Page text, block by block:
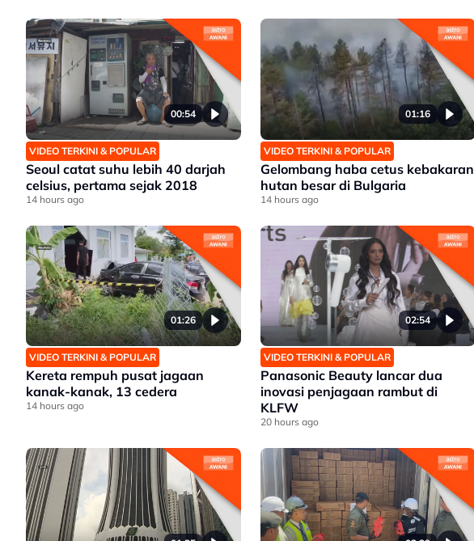
00:54
VIDEO TERKINI & POPULAR
Seoul catat suhu lebih 40 darjah
celsius, pertama sejak 2018
14 hours ago
01:16
VIDEO TERKINI & POPULAR
Gelombang haba cetus kebakaran
hutan besar di Bulgaria
14 hours ago
01:26
VIDEO TERKINI & POPULAR
Kereta rempuh pusat jagaan
kanak-kanak, 13 cedera
14 hours ago
02:54
VIDEO TERKINI & POPULAR
Panasonic Beauty lancar dua
inovasi penjagaan rambut di
KLFW
20 hours ago